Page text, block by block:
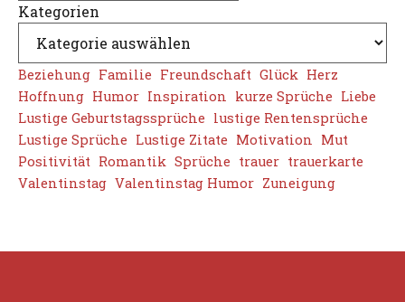
Kategorien
Beziehung Familie Freundschaft Glück Herz
Hoffnung Humor Inspiration kurze Sprüche Liebe
Lustige Geburtstagssprüche lustige Rentensprüche
Lustige Sprüche Lustige Zitate Motivation Mut
Positivität Romantik Sprüche trauer trauerkarte
Valentinstag Valentinstag Humor Zuneigung